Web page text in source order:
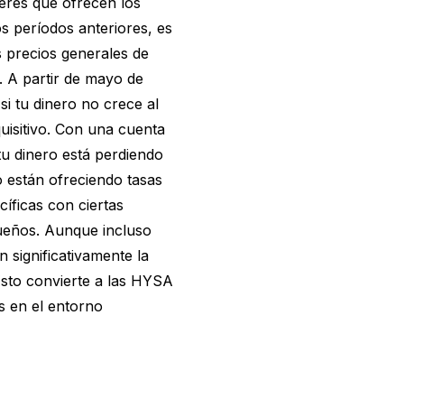
períodos anteriores, es
generales de
A partir de mayo de
tu dinero no crece al
Con una cuenta
dinero está perdiendo
ofreciendo tasas
con ciertas
Aunque incluso
significativamente la
convierte a las HYSA
en el entorno